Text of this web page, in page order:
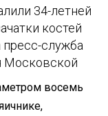
34-летней
костей
служба
Московской
восемь